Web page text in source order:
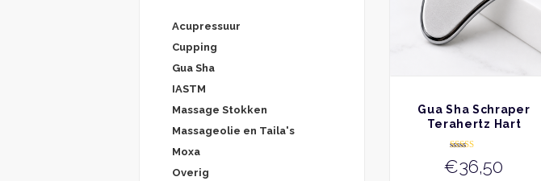
BEKIJK
Gua Sha Schraper
Terahertz Hart
d
5.00
€36,50
Acupressuur
Cupping
Gua Sha
IASTM
Massage Stokken
Massageolie en Taila's
Moxa
Overig